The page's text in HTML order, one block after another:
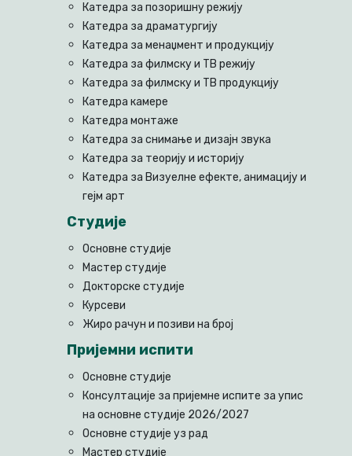
Катедра за позоришну режију
Катедра за драматургију
Катедра за менаџмент и продукцију
Катедра за филмску и ТВ режију
Катедра за филмску и ТВ продукцију
Катедра камере
Катедра монтаже
Катедра за снимање и дизајн звука
Катедра за теорију и историју
Катедра за Визуелне ефекте, анимацију и
гејм арт
Студије
Основне студије
Мастер студије
Докторске студије
Курсеви
Жиро рачун и позиви на број
Пријемни испити
Основне студије
Консултације за пријемне испите за упис
на основне студије 2026/2027
Основне студије уз рад
Мастер студије